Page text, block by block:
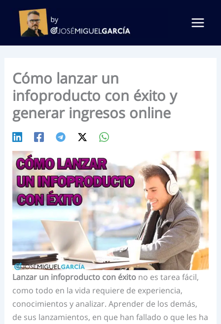
contenido
Cómo lanzar un
infoproducto con éxito y
generar ingresos online
Lanzar un infoproducto con éxito no es tarea fácil,
como todo en la vida requiere de experiencia,
conocimientos y analizar. Aprender de los demás,
de sus lanzamientos, en que han fallado o que les ha